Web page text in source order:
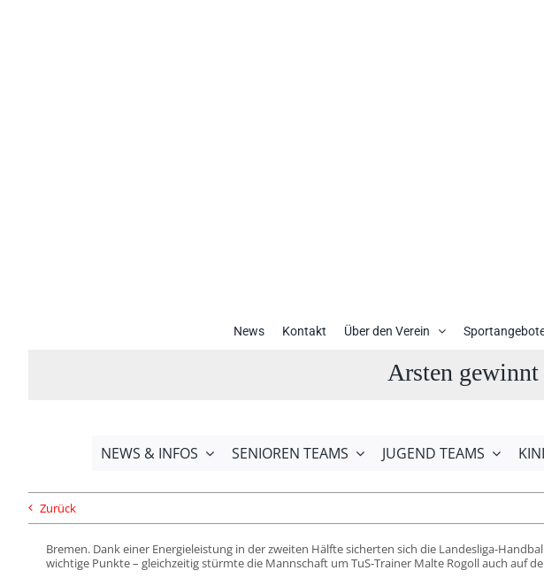
News Kontakt Über den Verein
Arsten
NEWS & INFOS SENIOREN TEAMS JUGEND TEAMS
Zurück
Bremen. Dank einer Energieleistung in der zweiten Hälfte sicherten sich die Landesliga-
wichtige Punkte – gleichzeitig stürmte die Mannschaft um TuS-Trainer Malte Rogoll auch auf